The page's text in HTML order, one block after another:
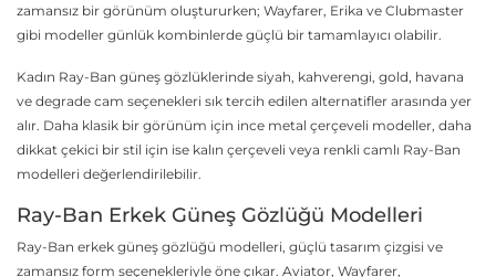
zamansız bir görünüm oluştururken; Wayfarer, Erika ve Clubmaster
gibi modeller günlük kombinlerde güçlü bir tamamlayıcı olabilir.
Kadın Ray-Ban güneş gözlüklerinde siyah, kahverengi, gold, havana
ve degrade cam seçenekleri sık tercih edilen alternatifler arasında yer
alır. Daha klasik bir görünüm için ince metal çerçeveli modeller, daha
dikkat çekici bir stil için ise kalın çerçeveli veya renkli camlı Ray-Ban
modelleri değerlendirilebilir.
Ray-Ban Erkek Güneş Gözlüğü Modelleri
Ray-Ban erkek güneş gözlüğü modelleri, güçlü tasarım çizgisi ve
zamansız form seçenekleriyle öne çıkar. Aviator, Wayfarer,